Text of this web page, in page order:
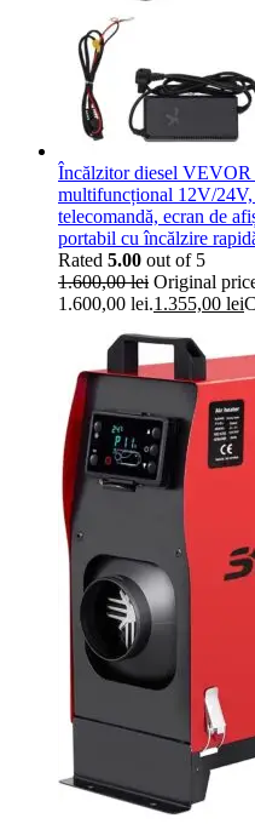
Încălzitor diesel VEVOR
multifuncțional 12V/
telecomandă, ecran de
portabil cu încălzire
Rated 5.00 out of 5
1.600,00lei Original
1.600,00 lei.1.355,00 lei